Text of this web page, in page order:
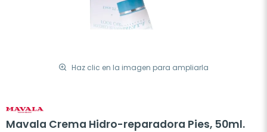
Haz clic en la imagen para ampliarla
Mavala Crema Hidro-reparadora Pies, 50ml.